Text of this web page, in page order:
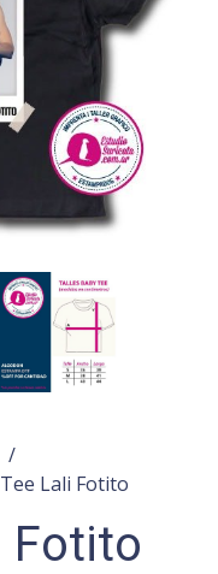
Lali Fotito
Fotito